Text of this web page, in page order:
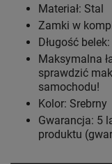
Materiał: Stal
Zamki w
Długość
Maksymalna
sprawdzić
samochodu!
Kolor: Srebrny
Gwarancja: 5
produktu